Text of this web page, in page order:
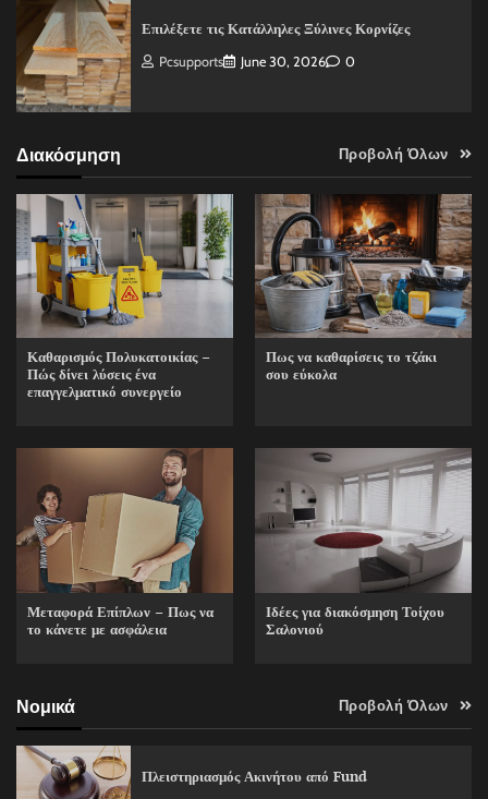
Επιλέξετε τις Κατάλληλες Ξύλινες Κορνίζες
Pcsupports June 30, 2026 0
Διακόσμηση Προβολή Όλων
Καθαρισμός Πολυκατοικίας –
Πώς δίνει λύσεις ένα
επαγγελματικό συνεργείο
Πως να καθαρίσεις το τζάκι
σου εύκολα
Μεταφορά Επίπλων – Πως να
το κάνετε με ασφάλεια
Ιδέες για διακόσμηση Τοίχου
Σαλονιού
Νομικά Προβολή Όλων
Πλειστηριασμός Ακινήτου από Fund